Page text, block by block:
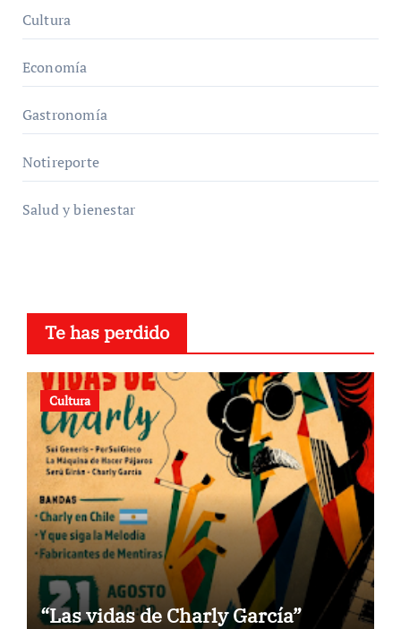
Cultura
Economía
Gastronomía
Notireporte
Salud y bienestar
Te has perdido
Cultura
“Las vidas de Charly García”